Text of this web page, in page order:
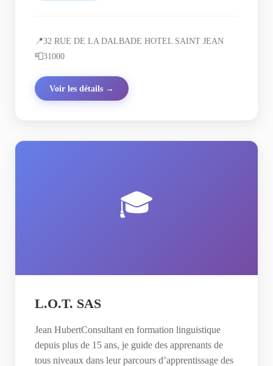
📍32 RUE DE LA DALBADE HOTEL SAINT JEAN
📮31000
Voir les détails →
🎓
L.O.T. SAS
Jean HubertConsultant en formation linguistique
depuis plus de 15 ans, je guide des apprenants de
tous niveaux dans leur parcours d’apprentissage des